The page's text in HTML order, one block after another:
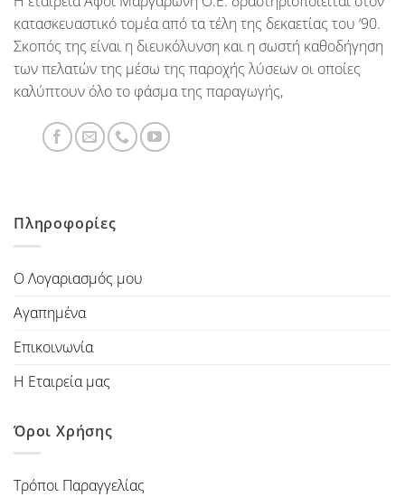
κατασκευαστικό τομέα από τα τέλη της δεκαετίας του ‘90.
Σκοπός της είναι η διευκόλυνση και η σωστή καθοδήγηση
των πελατών της μέσω της παροχής λύσεων οι οποίες
καλύπτουν όλο το φάσμα της παραγωγής,
Πληροφορίες
Ο Λογαριασμός μου
Αγαπημένα
Επικοινωνία
Η Εταιρεία μας
Όροι Χρήσης
Τρόποι Παραγγελίας